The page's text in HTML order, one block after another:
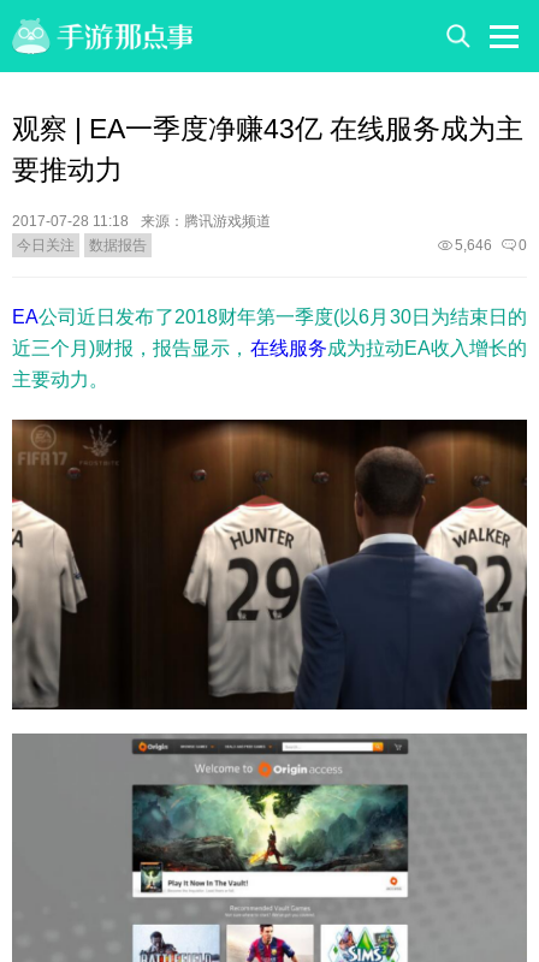
观察 | EA一季度净赚43亿 在线服务成为主
要推动力
2017-07-28 11:18
来源：腾讯游戏频道
今日关注
数据报告 0
5,646
EA公司近日发布了2018财年第一季度(以6月30日为结束日的
近三个月)财报，报告显示， 在线服务成为拉动EA收入增长的
主要动力。